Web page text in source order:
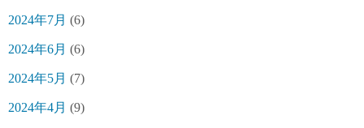
2024年7月 (6)
2024年6月 (6)
2024年5月 (7)
2024年4月 (9)